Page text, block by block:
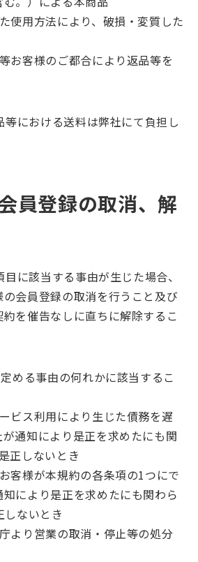
使用方法により、破損・変質した
お客様のご都合により返品等を
における送料は弊社にて負担し
員登録の取消、解
に該当する事由が生じた場合、
会員登録の取消を行うこと及び
を催告なしに直ちに解除するこ
める事由の何れかに該当するこ
ビス利用により生じた債務を遅
通知により是正を求めたにも関
正しないとき
客様が本規約の各条項の1つにで
により是正を求めたにも関わら
ないとき
より営業の取消・停止等の処分